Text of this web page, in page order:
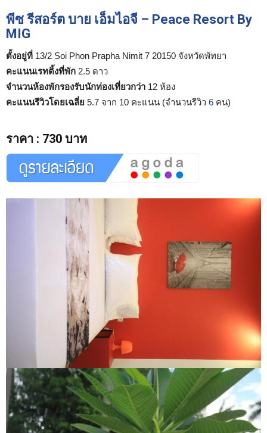
พีซ รีสอร์ต บาย เอ็มไอจี – Peace Resort By
MIG
ตั้งอยู่ที่ 13/2 Soi Phon Prapha Nimit 7 20150 จังหวัดพัทยา
คะแนนเรทติ้งที่พัก 2.5 ดาว
จำนวนห้องพักรองรับนักท่องเที่ยวกว่า 12 ห้อง
คะแนนรีวิวโดยเฉลี่ย 5.7 จาก 10 คะแนน (จำนวนรีวิว 6 คน)
ราคา : 730 บาท